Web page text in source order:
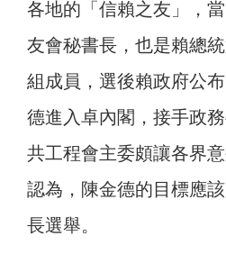
各地的「信賴之友」，
友會秘書長，也是賴總
組成員，選後賴政府公
德進入卓內閣，接手政
共工程會主委頗讓各界
認為，陳金德的目標應
長選舉。